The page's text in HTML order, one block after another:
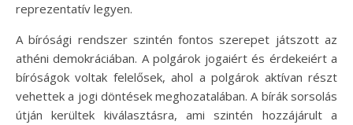
reprezentatív legyen.
A bírósági rendszer szintén fontos szerepet játszott az
athéni demokráciában. A polgárok jogaiért és érdekeiért a
bíróságok voltak felelősek, ahol a polgárok aktívan részt
vehettek a jogi döntések meghozatalában. A bírák sorsolás
útján kerültek kiválasztásra, ami szintén hozzájárult a